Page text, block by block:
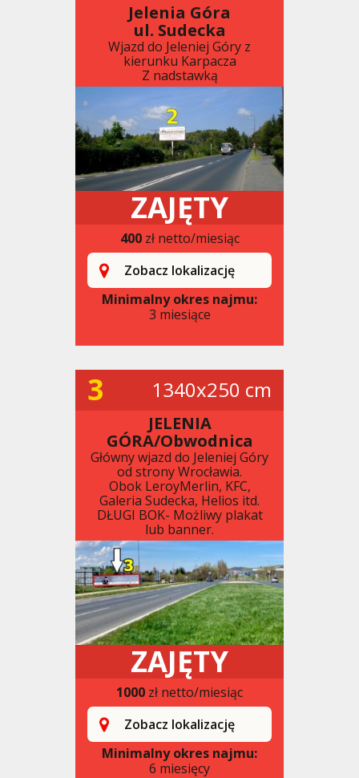
Jelenia Góra
ul. Sudecka
Wjazd do Jeleniej Góry z
kierunku Karpacza
Z nadstawką
ZAJĘTY
400zł netto/miesiąc
Zobacz lokalizację
Minimalny okres najmu:
3 miesiące
3 1340x250 cm
JELENIA
GÓRA/Obwodnica
Główny wjazd do Jeleniej Góry
od strony Wrocławia.
Obok LeroyMerlin, KFC,
Galeria Sudecka, Helios itd.
DŁUGI BOK- Możliwy plakat
lub banner.
ZAJĘTY
1000 zł netto/miesiąc
Zobacz lokalizację
Minimalny okres najmu:
6 miesięcy